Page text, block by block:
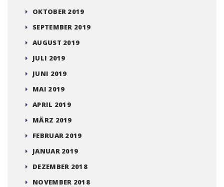
OKTOBER 2019
SEPTEMBER 2019
AUGUST 2019
JULI 2019
JUNI 2019
MAI 2019
APRIL 2019
MÄRZ 2019
FEBRUAR 2019
JANUAR 2019
DEZEMBER 2018
NOVEMBER 2018